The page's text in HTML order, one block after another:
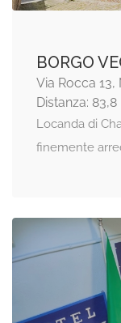
BORGO
Via Rocca 13,
Distanza: 83,8
Locanda di
finemente